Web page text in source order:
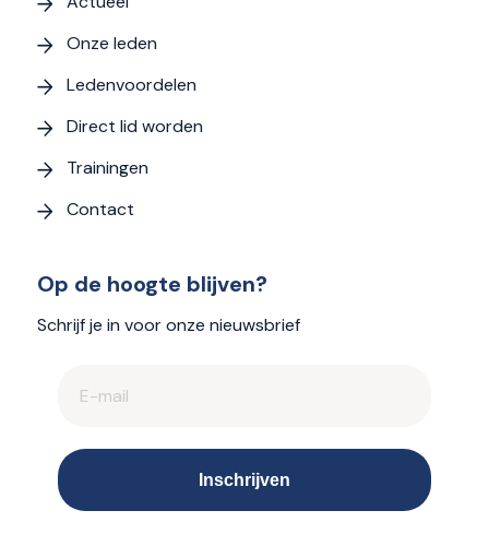
Onze leden
Ledenvoordelen
Direct lid worden
Trainingen
Contact
Op de hoogte blijven?
Schrijf je in voor onze nieuwsbrief